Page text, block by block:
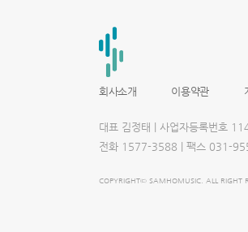
지
출
장
안
마
출
안
마
블
로
회사소개 이용약관
대표 김정태 | 사업자등록번호
전화 1577-3588 | 팩스 031-
COPYRIGHT© SAMHOMUSIC. ALL RIGHT